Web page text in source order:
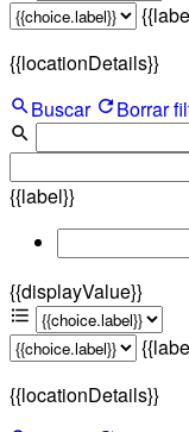
{{locationDetails}}
Buscar
Borrar
{{label}}
{{displayValue}}
{{locationDetails}}